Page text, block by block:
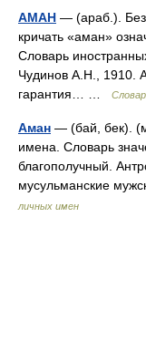
АМАН — (араб.).
кричать «аман»
Словарь
Чудинов А.Н., 1910.
гарантия… …
Аман — (бай, бек).
имена. Словарь
благополучный.
мусульманские
личных имен